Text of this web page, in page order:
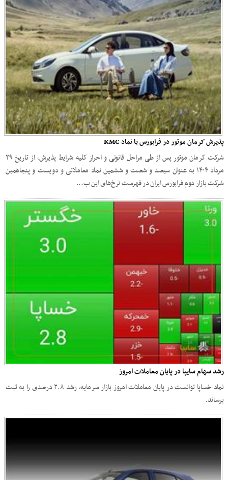
پذیرش کرمان موتور در فرابورس با نماد KMC
شرکت کرمان موتور پس از طی مراحل قانونی و احراز کلیه شرایط پذیرش، از تاریخ ۲۹
مرداد ۱۴۰۴ به عنوان سیصد و شصت و ششمین نماد معاملاتی و دویست و پنجاهمین
شرکت بازار دوم فرابورس ایران در فهرست نرخ‌های این ب...
رشد سهام سایپا در پایان معاملات امروز
نماد خساپا توانست در پایان معاملات امروز بازار سرمایه، رشد ۲.۸ درصدی را به ثبت
برساند.